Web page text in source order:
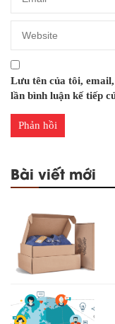
Lưu tên của tôi,
lần bình luận kế tiếp
Bài viết mới